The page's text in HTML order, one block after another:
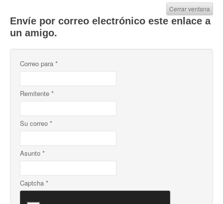
Envíe por correo electrónico este enlace a
un amigo.
Cerrar ventana
Correo para *
Remitente *
Su correo *
Asunto *
Captcha *